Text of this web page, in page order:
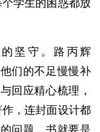
学生的困惑都放
坚守。路丙辉
们的不足慢慢补
回应精心梳理，
，连封面设计都